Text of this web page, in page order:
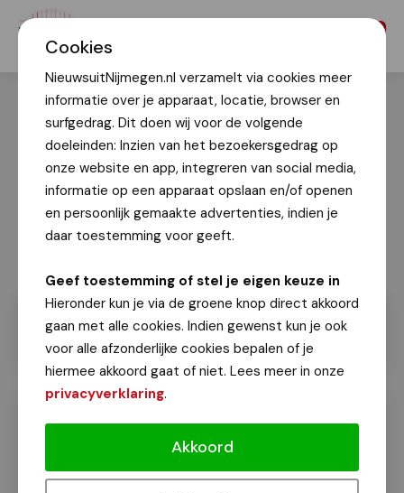
Cookies
NieuwsuitNijmegen.nl verzamelt via cookies meer
informatie over je apparaat, locatie, browser en
surfgedrag. Dit doen wij voor de volgende
doeleinden: Inzien van het bezoekersgedrag op
onze website en app, integreren van social media,
informatie op een apparaat opslaan en/of openen
en persoonlijk gemaakte advertenties, indien je
daar toestemming voor geeft.
Geef toestemming of stel je eigen keuze in
Hieronder kun je via de groene knop direct akkoord
gaan met alle cookies. Indien gewenst kun je ook
voor alle afzonderlijke cookies bepalen of je
hiermee akkoord gaat of niet. Lees meer in onze
privacyverklaring.
Akkoord
Gemeente Nijmegen zet leeshulp in
op haar website
Van onze redactie